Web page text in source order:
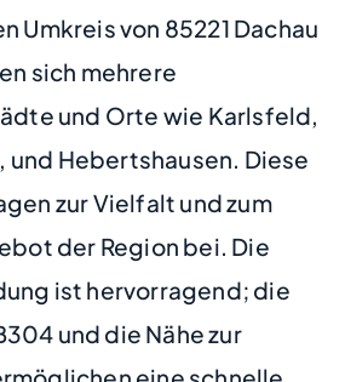
Umkreis von 85221 Dachau
sich mehrere
und Orte wie Karlsfeld,
und Hebertshausen. Diese
zur Vielfalt und zum
der Region bei. Die
ist hervorragend; die
und die Nähe zur